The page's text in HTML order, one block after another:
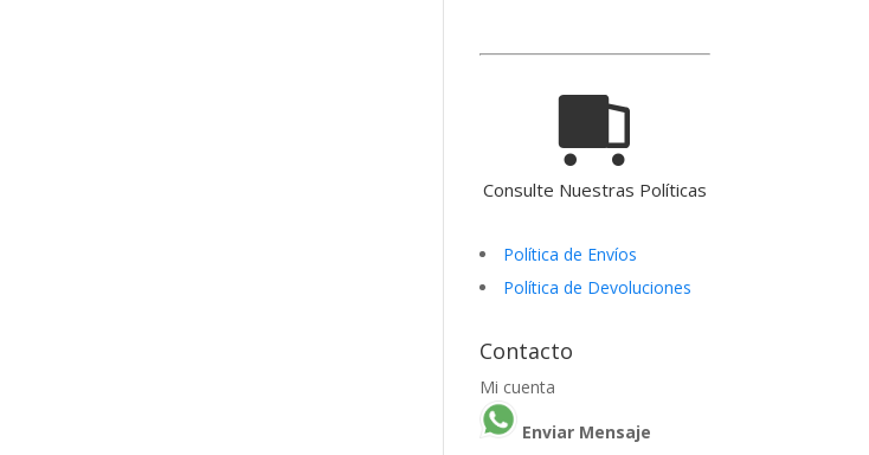
Consulte Nuestras Políticas
Política de Envíos
Política de Devoluciones
Contacto
Mi cuenta
Enviar Mensaje